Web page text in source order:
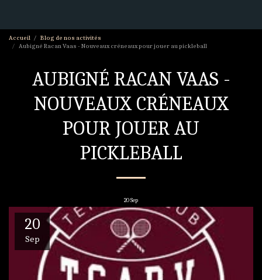
Accueil
Blog de nos activités
Aubigné Racan Vaas - Nouveaux créneaux pour jouer au pickleball
AUBIGNÉ RACAN VAAS -
NOUVEAUX CRÉNEAUX
POUR JOUER AU
PICKLEBALL
20Sep
20
Sep